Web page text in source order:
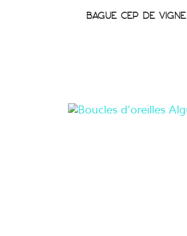
BAGUE CEP DE VIGNE